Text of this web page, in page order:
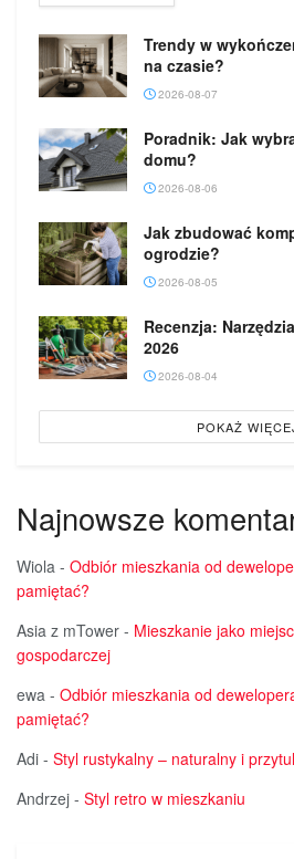
Trendy w
na czasie?
2026-08-07
Poradnik: Jak
domu?
2026-08-06
Jak zbudować
ogrodzie?
2026-08-05
Recenzja:
2026
2026-08-04
POKAŻ
Najnowsze
Wiola - Odbiór mieszkania od
pamiętać?
Asia z mTower - Mieszkanie jako
gospodarczej
ewa - Odbiór mieszkania od
pamiętać?
Adi - Styl rustykalny – naturalny i
Andrzej - Styl retro w mieszkaniu